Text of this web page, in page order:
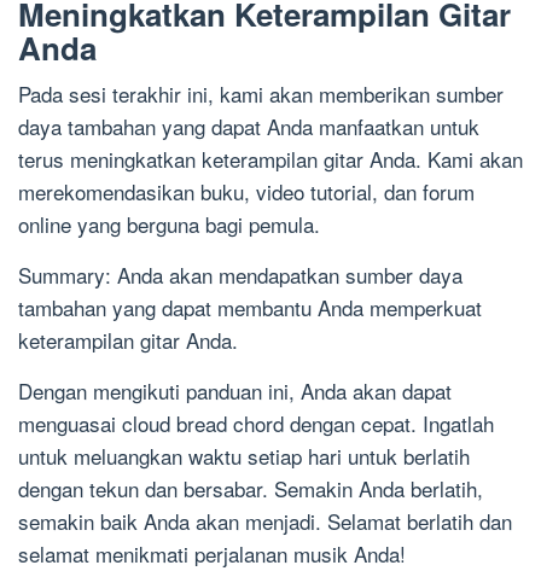
Meningkatkan Keterampilan Gitar
Anda
Pada sesi terakhir ini, kami akan memberikan sumber
daya tambahan yang dapat Anda manfaatkan untuk
terus meningkatkan keterampilan gitar Anda. Kami akan
merekomendasikan buku, video tutorial, dan forum
online yang berguna bagi pemula.
Summary: Anda akan mendapatkan sumber daya
tambahan yang dapat membantu Anda memperkuat
keterampilan gitar Anda.
Dengan mengikuti panduan ini, Anda akan dapat
menguasai cloud bread chord dengan cepat. Ingatlah
untuk meluangkan waktu setiap hari untuk berlatih
dengan tekun dan bersabar. Semakin Anda berlatih,
semakin baik Anda akan menjadi. Selamat berlatih dan
selamat menikmati perjalanan musik Anda!